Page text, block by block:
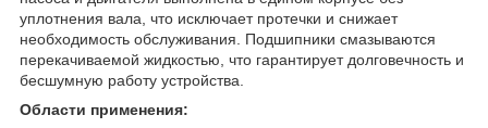
уплотнения вала, что исключает протечки и снижает
необходимость обслуживания. Подшипники смазываются
перекачиваемой жидкостью, что гарантирует долговечность и
бесшумную работу устройства.
Области применения: